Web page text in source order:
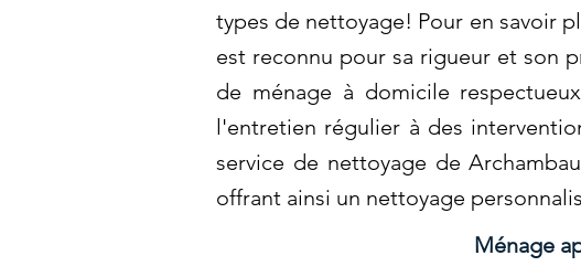
types de nettoyage! Pour en savoir
est reconnu pour sa rigueur et son
de ménage à domicile
l'entretien régulier à des
service de nettoyage de
offrant ainsi un nettoyage
Ménage